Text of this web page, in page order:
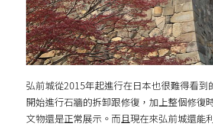
弘前城從2015年起進行在日本也很難得看
開始進行石牆的拆卸跟修復，加上整個修復
文物還是正常展示。而且現在來弘前城還能